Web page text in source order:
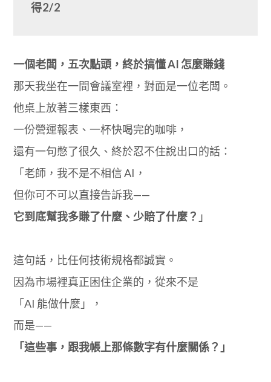
得2/2
一個老闆，五次點頭，終於搞懂 AI 怎麼賺錢
那天我坐在一間會議室裡，對面是一位老闆。
他桌上放著三樣東西：
一份營運報表、一杯快喝完的咖啡，
還有一句憋了很久、終於忍不住說出口的話：
「老師，我不是不相信 AI，
但你可不可以直接告訴我——
它到底幫我多賺了什麼、少賠了什麼？ 」
這句話，比任何技術規格都誠實。
因為市場裡真正困住企業的，從來不是
「AI 能做什麼」，
而是——
「這些事，跟我帳上那條數字有什麼關係？」